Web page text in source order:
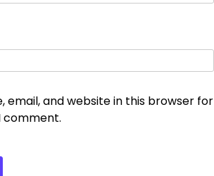
email, and website in this browser for
comment.